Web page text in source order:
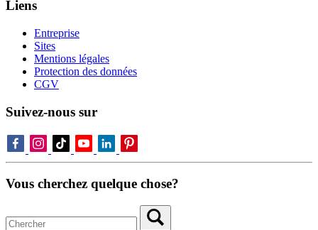
Liens
Entreprise
Sites
Mentions légales
Protection des données
CGV
Suivez-nous sur
Vous cherchez quelque chose?